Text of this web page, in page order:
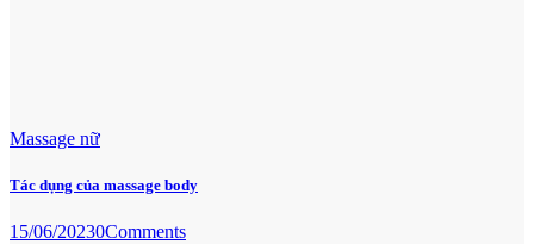
Massage nữ
Tác dụng của massage body
15/06/20230Comments